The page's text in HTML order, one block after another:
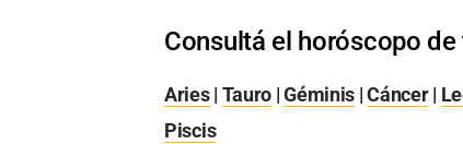
Consultá el horóscopo
Aries| Tauro |Géminis |Cáncer|
Piscis